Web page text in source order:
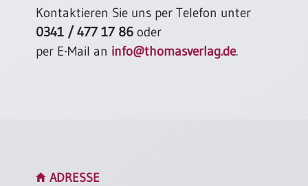
Restbestände
Bücher
Broschüren
Kontaktieren Sie uns per Telefon unter
0341 / 477 17 86 oder
per E-Mail an info@thomasverlag.de.
ADRESSE